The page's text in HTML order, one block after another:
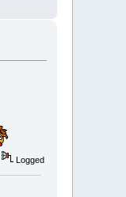
Logged